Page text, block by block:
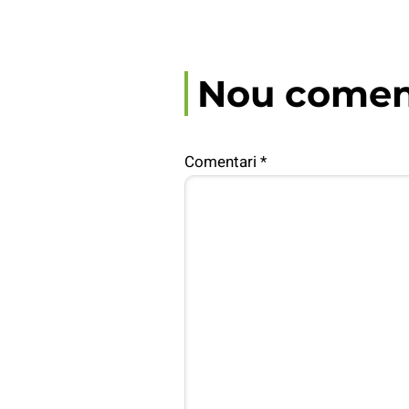
Nou
Comentari *